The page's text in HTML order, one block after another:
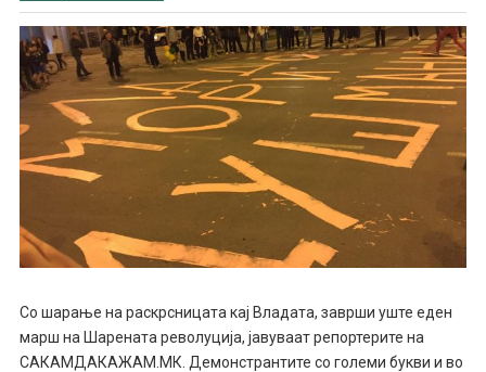
Со шарање на раскрсницата кај Владата, заврши уште еден
марш на Шарената револуција, јавуваат репортерите на
САКАМДАКАЖАМ.МК. Демонстрантите со големи букви и во